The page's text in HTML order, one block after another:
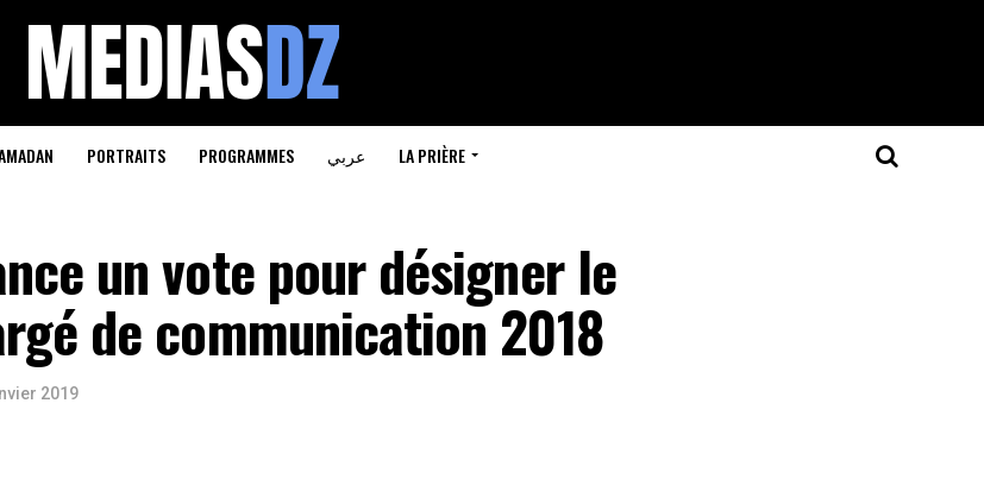
PORTRAITS PROGRAMMES عربي LA PRIÈRE
un vote pour désigner le
de communication 2018
2019